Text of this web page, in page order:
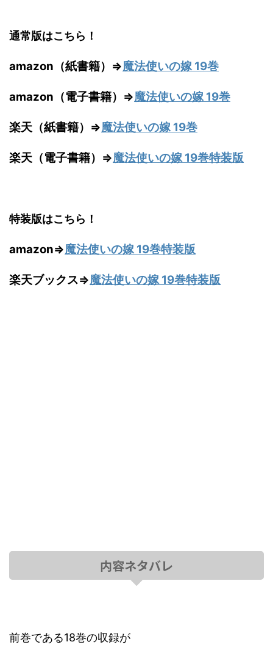
通常版はこちら！
amazon（紙書籍）⇒魔法使いの嫁 19巻
amazon（電子書籍）⇒魔法使いの嫁 19巻
楽天（紙書籍）⇒魔法使いの嫁 19巻
楽天（電子書籍）⇒魔法使いの嫁 19巻特装版
特装版はこちら！
amazon⇒魔法使いの嫁 19巻特装版
楽天ブックス⇒魔法使いの嫁 19巻特装版
内容ネタバレ
前巻である18巻の収録が